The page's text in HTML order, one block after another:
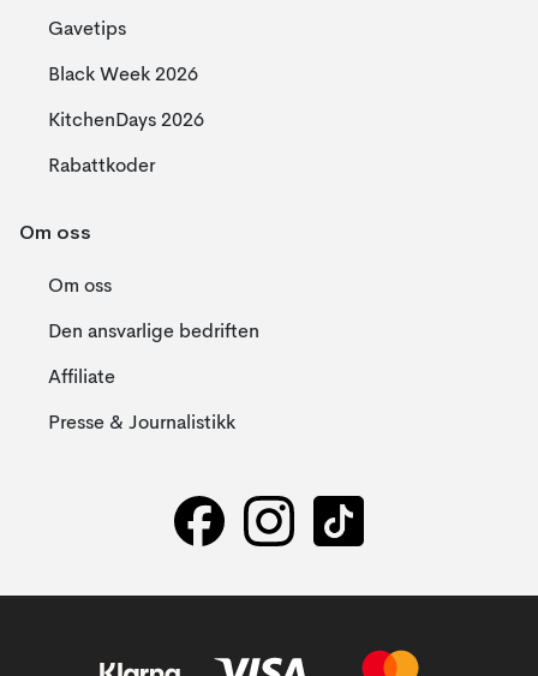
Gavetips
Black Week 2026
KitchenDays 2026
Rabattkoder
Om oss
Om oss
Den ansvarlige bedriften
Affiliate
Presse & Journalistikk